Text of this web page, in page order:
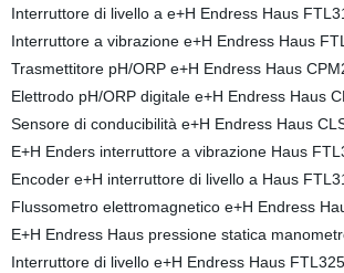
Interruttore di livello a e+H Endress Haus
Interruttore a vibrazione e+H Endress Haus
Trasmettitore pH/ORP e+H Endress Haus
Elettrodo pH/ORP digitale e+H Endress Haus
Sensore di conducibilità e+H Endress Haus
E+H Enders interruttore a vibrazione Haus
Encoder e+H interruttore di livello a Haus
Flussometro elettromagnetico e+H Endress
E+H Endress Haus pressione statica
Interruttore di livello e+H Endress Haus